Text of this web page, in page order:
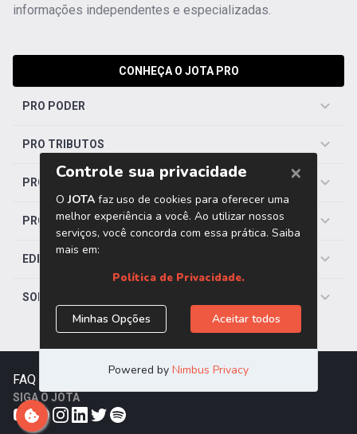
informações independentes e especializadas.
CONHEÇA O JOTA PRO
PRO PODER
PRO TRIBUTOS
PRO TRABALHISTA
PRO SAÚDE
EDITORIAS
SOBRE O JOTA
FAQ Trabalhe Conosco
SIGA O JOTA